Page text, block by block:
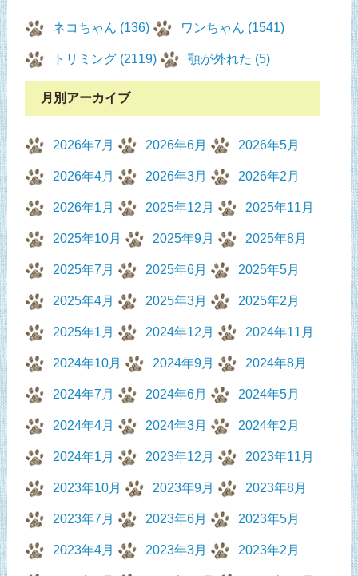
ネコちゃん (136) ワンちゃん (1541)
トリミング (2119) 顎が外れた (5)
月別アーカイブ
2026年7月 2026年6月 2026年5月
2026年4月 2026年3月 2026年2月
2026年1月 2025年12月 2025年11月
2025年10月 2025年9月 2025年8月
2025年7月 2025年6月 2025年5月
2025年4月 2025年3月 2025年2月
2025年1月 2024年12月 2024年11月
2024年10月 2024年9月 2024年8月
2024年7月 2024年6月 2024年5月
2024年4月 2024年3月 2024年2月
2024年1月 2023年12月 2023年11月
2023年10月 2023年9月 2023年8月
2023年7月 2023年6月 2023年5月
2023年4月 2023年3月 2023年2月